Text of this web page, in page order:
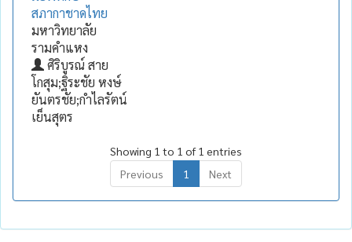
สภากาชาดไทย
มหาวิทยาลัย
รามคำแหง
ศิริบูรณ์ สาย
โกสุม;ฐิระชัย หงษ์
ยันตรชัย;กำไลรัตน์
เย็นสุตร
Showing 1 to 1 of 1 entries
Previous
1 Next